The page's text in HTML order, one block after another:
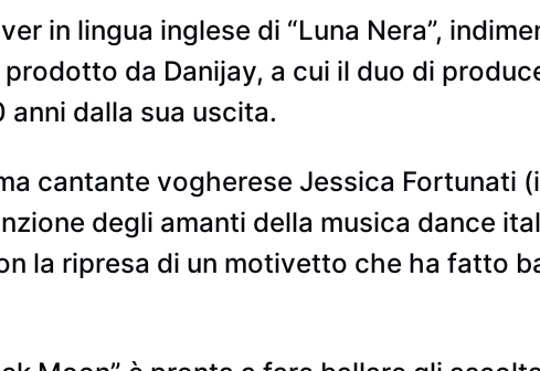
in lingua inglese di “Luna Nera”,
da Danijay, a cui il duo di
dalla sua uscita.
cantante vogherese Jessica Fortunati
degli amanti della musica dance
la ripresa di un motivetto che ha fatto